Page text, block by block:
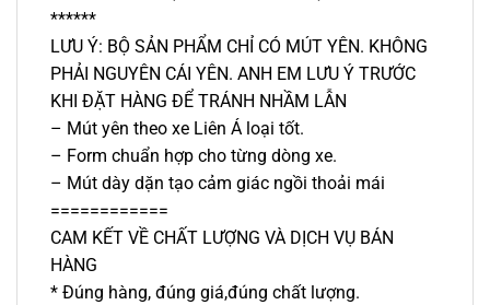
******
LƯU Ý: BỘ SẢN PHẨM CHỈ CÓ MÚT YÊN. KHÔNG
PHẢI NGUYÊN CÁI YÊN. ANH EM LƯU Ý TRƯỚC
KHI ĐẶT HÀNG ĐỂ TRÁNH NHẦM LẪN
– Mút yên theo xe Liên Á loại tốt.
– Form chuẩn hợp cho từng dòng xe.
– Mút dày dặn tạo cảm giác ngồi thoải mái
============
CAM KẾT VỀ CHẤT LƯỢNG VÀ DỊCH VỤ BÁN
HÀNG
* Đúng hàng, đúng giá,đúng chất lượng.